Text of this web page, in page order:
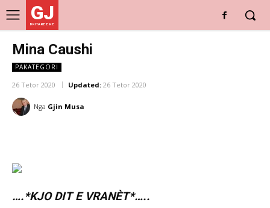
GJ
DRITARE E RE
Mina Caushi
PAKATEGORI
26 Tetor 2020 Updated: 26 Tetor 2020
Nga Gjin Musa
….*KJO DIT E VRANÈT*…..